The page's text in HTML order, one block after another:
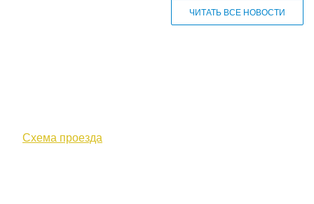
ЧИТАТЬ ВСЕ НОВОСТИ
Схема проезда